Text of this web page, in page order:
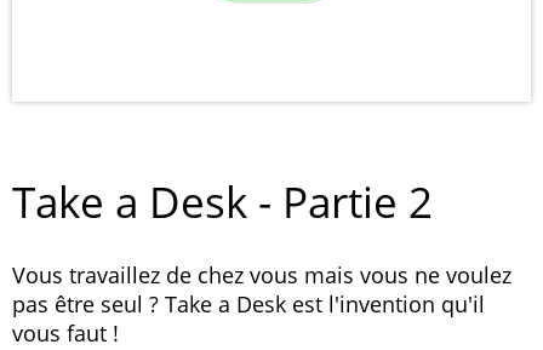
Take a Desk - Partie 2
Vous travaillez de chez vous mais vous ne voulez
pas être seul ? Take a Desk est l'invention qu'il
vous faut !